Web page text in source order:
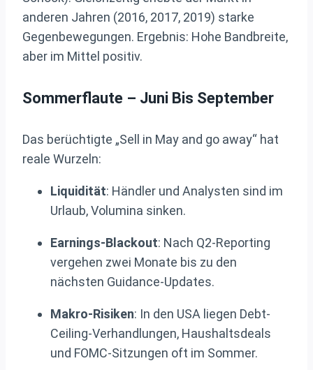
anderen Jahren (2016, 2017, 2019) starke
Gegenbewegungen. Ergebnis: Hohe Bandbreite,
aber im Mittel positiv.
Sommerflaute – Juni Bis September
Das berüchtigte „Sell in May and go away“ hat
reale Wurzeln:
Liquidität: Händler und Analysten sind im
Urlaub, Volumina sinken.
Earnings-Blackout: Nach Q2-Reporting
vergehen zwei Monate bis zu den
nächsten Guidance-Updates.
Makro-Risiken: In den USA liegen Debt-
Ceiling-Verhandlungen, Haushaltsdeals
und FOMC-Sitzungen oft im Sommer.